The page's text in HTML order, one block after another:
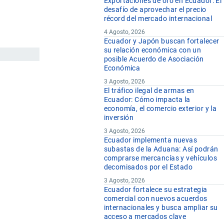
desafío de aprovechar el precio
récord del mercado internacional
4 Agosto, 2026
Ecuador y Japón buscan fortalecer
su relación económica con un
posible Acuerdo de Asociación
Económica
3 Agosto, 2026
El tráfico ilegal de armas en
Ecuador: Cómo impacta la
economía, el comercio exterior y la
inversión
3 Agosto, 2026
Ecuador implementa nuevas
subastas de la Aduana: Así podrán
comprarse mercancías y vehículos
decomisados por el Estado
3 Agosto, 2026
Ecuador fortalece su estrategia
comercial con nuevos acuerdos
internacionales y busca ampliar su
acceso a mercados clave